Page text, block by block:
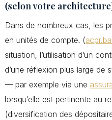
(selon votre
Dans de nombreux cas, les
en unités de compte. (
situation, l’utilisation d’un
d’une réflexion plus large de
— par exemple via une
lorsqu’elle est pertinente au
(diversification des